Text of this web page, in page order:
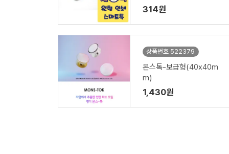
314원
상품번호 522379
몬스톡-보급형(40x40m
m)
1,430원